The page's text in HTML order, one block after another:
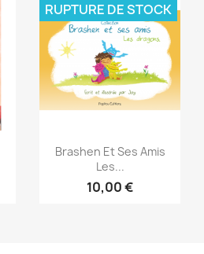
Aperçu rapide
Brashen Et Ses Amis
Les...
10,00 €
RUPTURE DE STOCK